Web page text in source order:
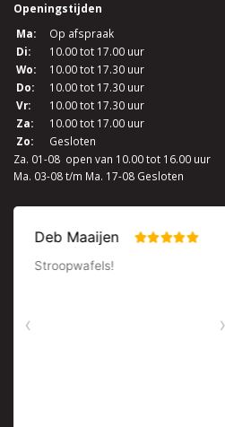
Openingstijden
Ma:
Op afspraak
Di:
10.00 tot 17.00 uur
Wo:
10.00 tot 17.30 uur
Do:
10.00 tot 17.30 uur
Vr:
10.00 tot 17.30 uur
Za:
10.00 tot 17.00 uur
Zo:
Gesloten
Za. 01-08 open van 10.00 tot 16.00 uur
Ma. 03-08 t/m Ma. 17-08 Gesloten